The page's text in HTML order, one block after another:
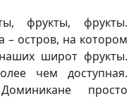
фрукты, фрукты.
– остров, на котором
наших широт фрукты.
чем доступная.
просто